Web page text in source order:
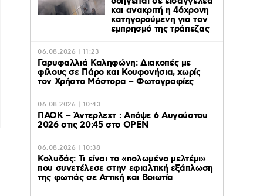
και ανακριτή η 46χρονη
κατηγορούμενη για τον
εμπρησμό της τράπεζας
06.08.2026 | 11:23
Γαρυφαλλιά Καληφώνη: Διακοπές με
φίλους σε Πάρο και Κουφονήσια, χωρίς
τον Χρήστο Μάστορα – Φωτογραφίες
06.08.2026 | 10:43
ΠΑΟΚ – Άντερλεχτ : Απόψε 6 Αυγούστου
2026 στις 20:45 στο ΟΡΕΝ
06.08.2026 | 10:38
Κολυδάς: Τι είναι το «πολωμένο μελτέμι»
που συνετέλεσε στην εφιαλτική εξάπλωση
της φωτιάς σε Αττική και Βοιωτία